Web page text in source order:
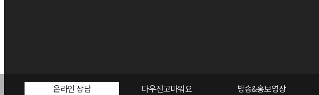
온라인 상담 다우진고마워요 방송&홍보영상